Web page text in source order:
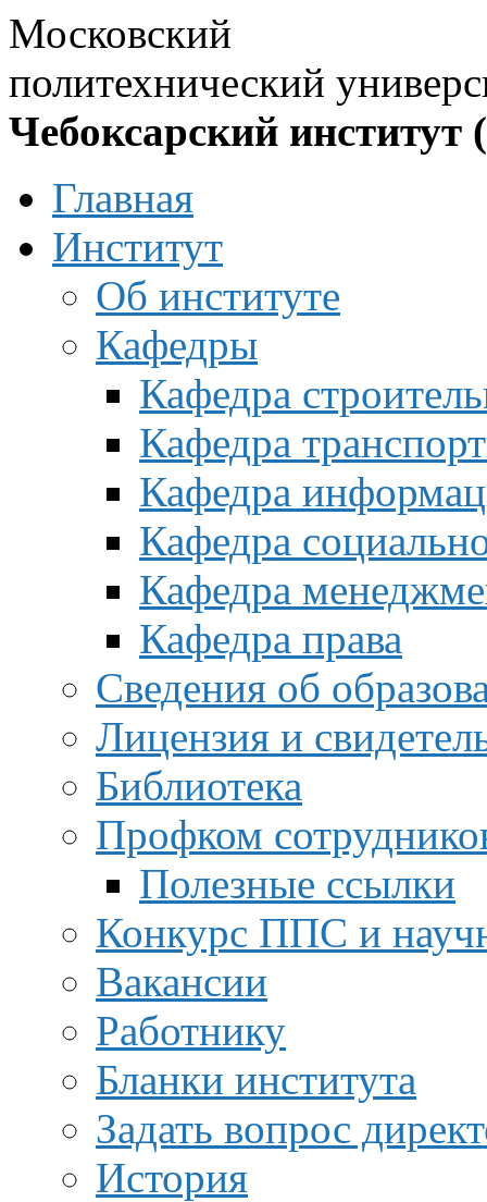
Московский
политехнический
Чебоксарский институт
Главная
Институт
Об институте
Кафедры
Кафедра
Кафедра
Кафедра
Кафедра
Кафедра
Кафедра права
Сведения об
Лицензия и
Библиотека
Профком
Полезные ссылки
Конкурс ППС и
Вакансии
Работнику
Бланки института
Задать вопрос
История